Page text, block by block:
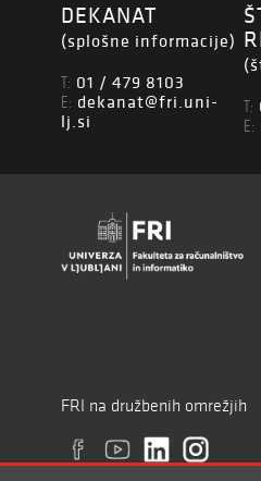
DEKANAT
(splošne informacije)
T: 01 / 479 8103
E: dekanat@fri.uni-
lj.si
T:
E:
FRI na družbenih omrežjih